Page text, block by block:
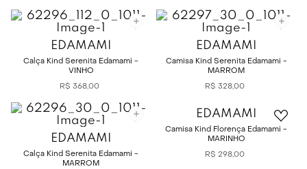
EDAMAMI
Calça Kind Serenita Edamami -
VINHO
R$ 368,00
EDAMAMI
Camisa Kind Serenita Edamami -
MARROM
R$ 328,00
EDAMAMI
Calça Kind Serenita Edamami -
MARROM
EDAMAMI
Camisa Kind Florença Edamami -
MARINHO
R$ 298,00